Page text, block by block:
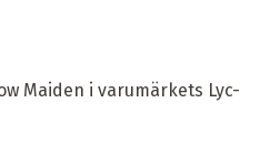
Maiden i varumärkets Lyc-